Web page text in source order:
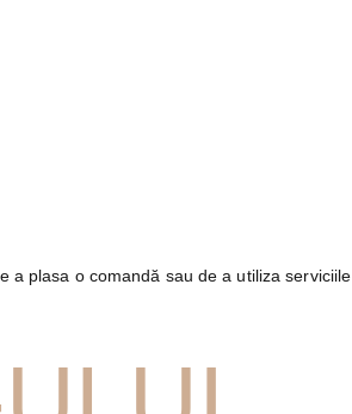
a plasa o comandă sau de a utiliza serviciile